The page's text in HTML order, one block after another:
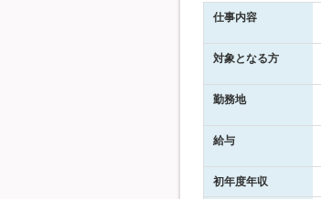
仕事内容
対象となる方
勤務地
給与
初年度年収